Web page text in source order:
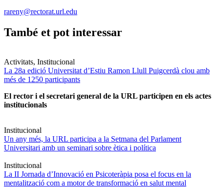
rareny@rectorat.url.edu
També et pot interessar
Activitats, Institucional
La 28a edició Universitat d’Estiu Ramon Llull Puigcerdà clou amb
més de 1250 participants
El rector i el secretari general de la URL participen en els actes
institucionals
Institucional
Un any més, la URL participa a la Setmana del Parlament
Universitari amb un seminari sobre ètica i política
Institucional
La II Jornada d’Innovació en Psicoteràpia posa el focus en la
mentalització com a motor de transformació en salut mental